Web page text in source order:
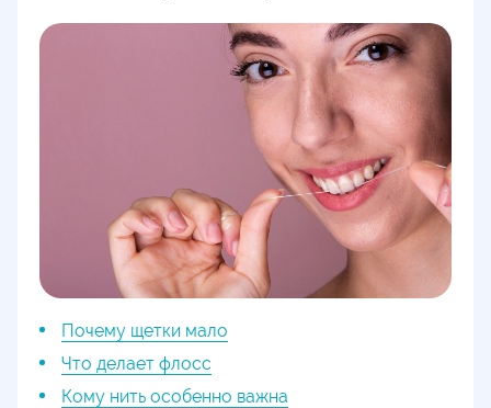
Почему щетки мало
Что делает флосс
Кому нить особенно важна